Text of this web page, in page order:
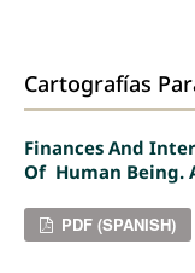
Cartografías
Finances And
Of Human Being.
PDF (SPANISH)